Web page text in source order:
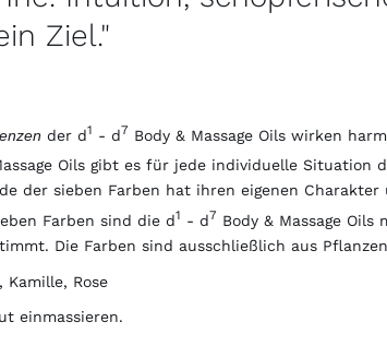
Ziel."
der d1 - d7 Body & Massage Oils wirken
Oils gibt es für jede individuelle Situation
der sieben Farben hat ihren eigenen
Farben sind die d1 - d7 Body & Massage
Die Farben sind ausschließlich aus
Kamille, Rose
einmassieren.